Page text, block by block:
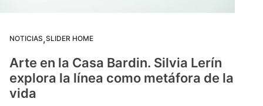
NOTICIAS,SLIDER HOME
Arte en la Casa Bardin. Silvia Lerín
explora la línea como metáfora de la
vida